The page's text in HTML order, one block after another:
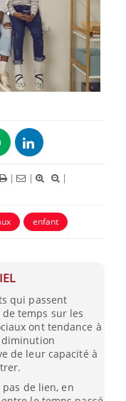
| |
|
enfant
qui passent
temps sur les
ont tendance à
de leur capacité à
de lien, en